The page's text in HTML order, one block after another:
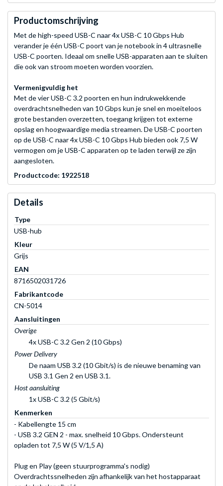
Productomschrijving
Met de high-speed USB-C naar 4x USB-C 10 Gbps Hub
verander je één USB-C poort van je notebook in 4 ultrasnelle
USB-C poorten. Ideaal om snelle USB-apparaten aan te sluiten
die ook van stroom moeten worden voorzien.
Vermenigvuldig het
Met de vier USB-C 3.2 poorten en hun indrukwekkende
overdrachtsnelheden van 10 Gbps kun je snel en moeiteloos
grote bestanden overzetten, toegang krijgen tot externe
opslag en hoogwaardige media streamen. De USB-C poorten
op de USB-C naar 4x USB-C 10 Gbps Hub bieden ook 7,5 W
vermogen om je USB-C apparaten op te laden terwijl ze zijn
aangesloten.
Productcode: 1922518
Details
Type
USB-hub
Kleur
Grijs
EAN
8716502031726
Fabrikantcode
CN-5014
Aansluitingen
Overige
4x USB-C 3.2 Gen 2 (10 Gbps)
Power Delivery
De naam USB 3.2 (10 Gbit/s) is de nieuwe benaming van
USB 3.1 Gen 2 en USB 3.1.
Host aansluiting
1x USB-C 3.2 (5 Gbit/s)
Kenmerken
- Kabellengte 15 cm
- USB 3.2 GEN 2 - max. snelheid 10 Gbps. Ondersteunt
opladen tot 7,5 W (5 V/1,5 A)
Plug en Play (geen stuurprogramma's nodig)
Overdrachtssnelheden zijn afhankelijk van het hostapparaat